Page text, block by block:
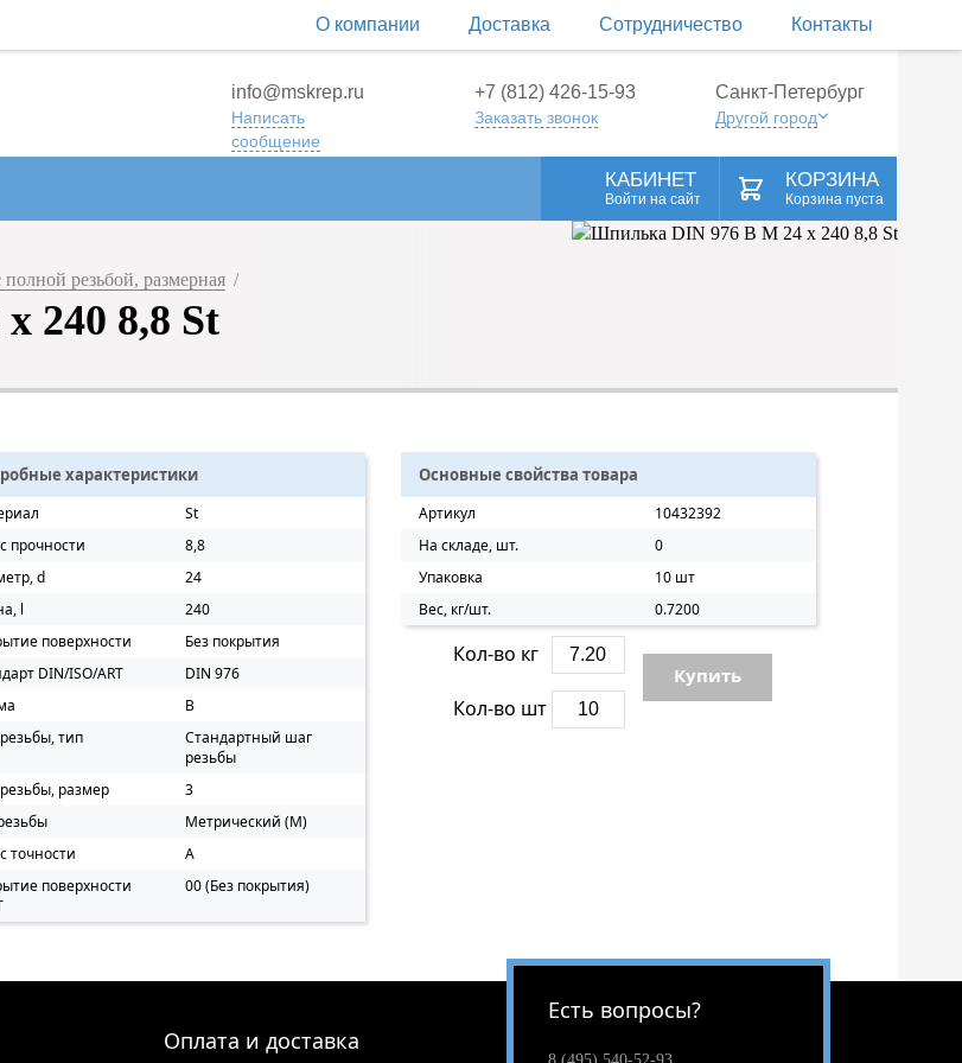
О компании Доставка Сотрудничество Контакты
info@mskrep.ru
Написать
сообщение
+7 (812) 426-15-93
Заказать звонок
Санкт-Петербург
Другой город
КАБИНЕТ
Войти на сайт
КОРЗИНА
Корзина пуста
резьбой, размерная /
240 8,8 St
характеристики
St
прочности
8,8
d
24
l
240
поверхности
Без покрытия
DIN/ISO/ART
DIN 976
B
тип
Стандартный шаг
резьбы
размер
3
Метрический (M)
точности
A
поверхности
00 (Без покрытия)
Основные свойства товара
Артикул
10432392
На складе, шт.
0
Упаковка
10 шт
Вес, кг/шт.
0.7200
Кол-во кг
Кол-во шт
Купить
Оплата и доставка
Есть вопросы?